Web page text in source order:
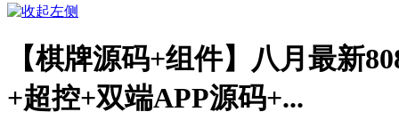
【棋牌源码+组件】八月最新
+超控+双端APP源码+...